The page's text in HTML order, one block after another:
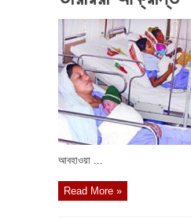
আবহাওয়া ...
Read More »